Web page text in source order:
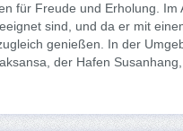
für Freude und Erholung. Im
sind, und da er mit
genießen. In der
der Hafen